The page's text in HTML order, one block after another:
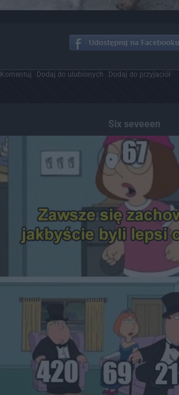
Komentuj Dodaj do ulubionych Dodaj do przyjaciół
Six seveeen